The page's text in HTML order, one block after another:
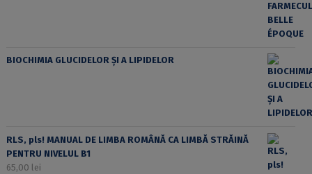
BIOCHIMIA GLUCIDELOR ȘI A LIPIDELOR
RLS, pls! MANUAL DE LIMBA ROMÂNĂ CA LIMBĂ STRĂINĂ
PENTRU NIVELUL B1
65,00 lei